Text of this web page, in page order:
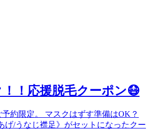
！応援脱毛クーポン😷
予約限定。 マスクはずす準備はOK？
げ/うなじ襟足》がセットになったクー